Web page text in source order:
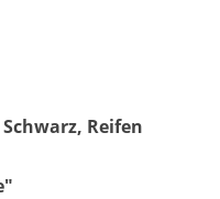
Reifen